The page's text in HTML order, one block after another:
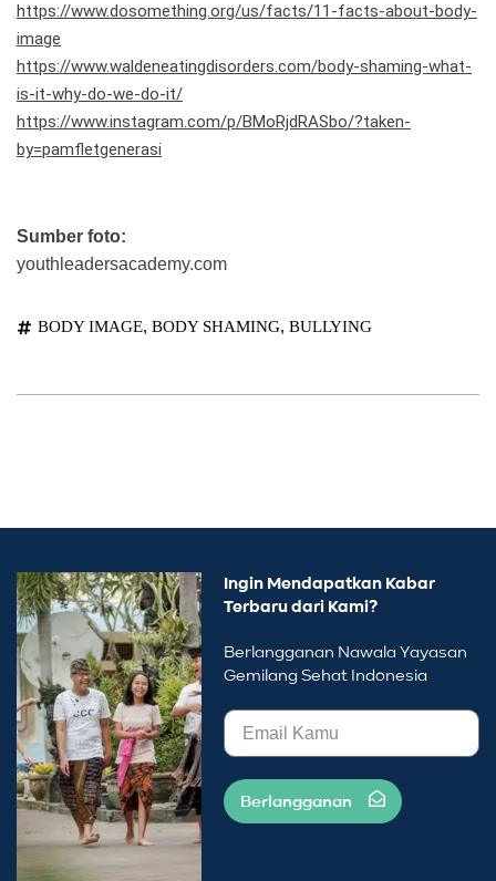
https://www.dosomething.org/us/facts/11-facts-about-body-
image
https://www.waldeneatingdisorders.com/body-shaming-what-
is-it-why-do-we-do-it/
https://www.instagram.com/p/BMoRjdRASbo/?taken-
by=pamfletgenerasi
Sumber foto:
youthleadersacademy.com
BODY IMAGE, BODY SHAMING, BULLYING
Ingin Mendapatkan Kabar
Terbaru dari Kami?
Berlangganan Nawala Yayasan
Gemilang Sehat Indonesia
Berlangganan